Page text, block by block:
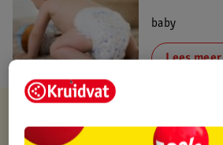
baby
Lees meer